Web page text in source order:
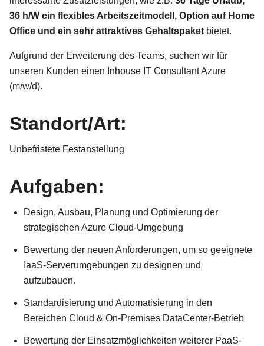
36 h/W ein flexibles Arbeitszeitmodell, Option auf Home
Office und ein sehr attraktives Gehaltspaket bietet.
Aufgrund der Erweiterung des Teams, suchen wir für
unseren Kunden einen Inhouse IT Consultant Azure
(m/w/d).
Standort/Art:
Unbefristete Festanstellung
Aufgaben:
Design, Ausbau, Planung und Optimierung der
strategischen Azure Cloud-Umgebung
Bewertung der neuen Anforderungen, um so geeignete
IaaS-Serverumgebungen zu designen und
aufzubauen.
Standardisierung und Automatisierung in den
Bereichen Cloud & On-Premises DataCenter-Betrieb
Bewertung der Einsatzmöglichkeiten weiterer PaaS-